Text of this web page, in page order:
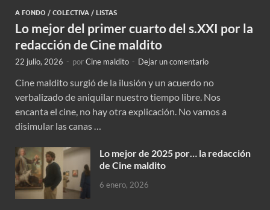
A FONDO / COLECTIVA / LISTAS
Lo mejor del primer cuarto del s.XXI por la
redacción de Cine maldito
22 julio, 2026 - porCine maldito - Dejar un comentario
Cine maldito surgió de la ilusión y un acuerdo no
verbalizado de aniquilar nuestro tiempo libre. Nos
encanta el cine, no hay otra explicación. No vamos a
disimular las canas …
Lo mejor de 2025 por… la redacción
de Cine maldito
6 enero, 2026